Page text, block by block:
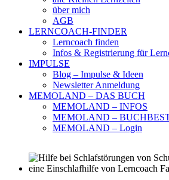
über mich
AGB
LERNCOACH-FINDER
Lerncoach finden
Infos & Registrierung für
IMPULSE
Blog – Impulse & Ideen
Newsletter Anmeldung
MEMOLAND – DAS BUCH
MEMOLAND – INFOS
MEMOLAND –
MEMOLAND – Login